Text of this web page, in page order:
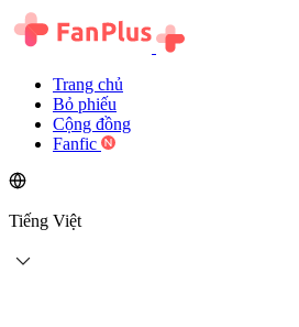
Trang chủ
Bỏ phiếu
Cộng đồng
Fanfic
Tiếng Việt